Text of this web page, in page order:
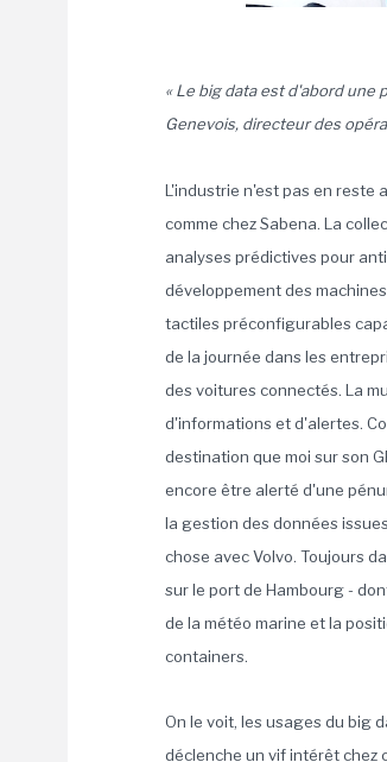
« Le big data est d'abord une
Genevois, directeur des
L'industrie n'est pas en reste
comme chez Sabena. La
analyses prédictives pour
développement des
tactiles préconfigurables
de la journée dans les
des voitures connectés. La
d'informations et d'alertes.
destination que moi sur son
encore être alerté d'une
la gestion des données
chose avec Volvo. Toujours
sur le port de Hambourg -
de la météo marine et la
containers.
On le voit, les usages du big
déclenche un vif intérêt chez